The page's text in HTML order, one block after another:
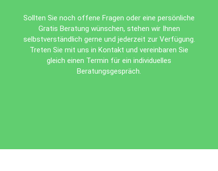
Sollten Sie noch offene Fragen oder eine persönliche
Gratis Beratung wünschen, stehen wir Ihnen
selbstverständlich gerne und jederzeit zur Verfügung.
Treten Sie mit uns in Kontakt und vereinbaren Sie
gleich einen Termin für ein individuelles
Beratungsgespräch.